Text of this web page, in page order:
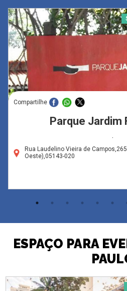
Compartilhe
Parque Jardim
.
Rua Laudelino Vieira de
Oeste),05143-020
ESPAÇO PARA